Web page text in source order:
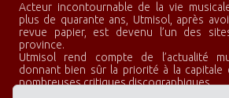
Acteur incontournable de la vie
plus de quarante ans, Utmisol, après
revue papier, est devenu l’un des
province.
Utmisol rend compte de l’actualité
donnant bien sûr la priorité à la capitale
nombreuses critiques discographiques.